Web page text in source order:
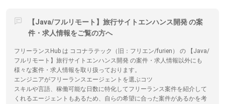
【Java/フルリモート】旅行サイトエンハンス開発 の案
件・求人情報をご覧の方へ
フリーランスHub は ココナラテック（旧：フリエン/furien） の 【Java/
フルリモート】旅行サイトエンハンス開発 の案件・求人情報以外にも
様々な案件・求人情報を取り扱っております。
エンジニアがフリーランスエージェントを選ぶコツ
スキルや言語、稼働可能な日数に特化してフリーランス案件を紹介して
くれるエージェントもあるため、自らの希望に合った案件があるかを考